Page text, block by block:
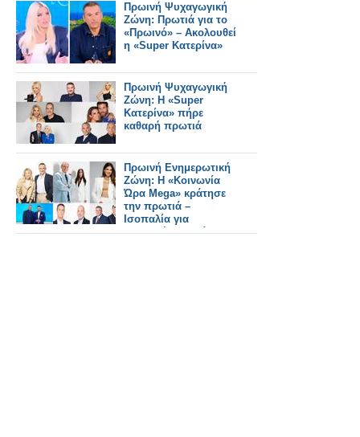
Πρωινή Ψυχαγωγική
Ζώνη: Πρωτιά για το
«Πρωινό» – Ακολουθεί
η «Super Κατερίνα»
Πρωινή Ψυχαγωγική
Ζώνη: Η «Super
Κατερίνα» πήρε
καθαρή πρωτιά
Πρωινή Ενημερωτική
Ζώνη: Η «Κοινωνία
Ώρα Mega» κράτησε
την πρωτιά –
Ισοπαλία για
«Καλημέρα Ελλάδα»